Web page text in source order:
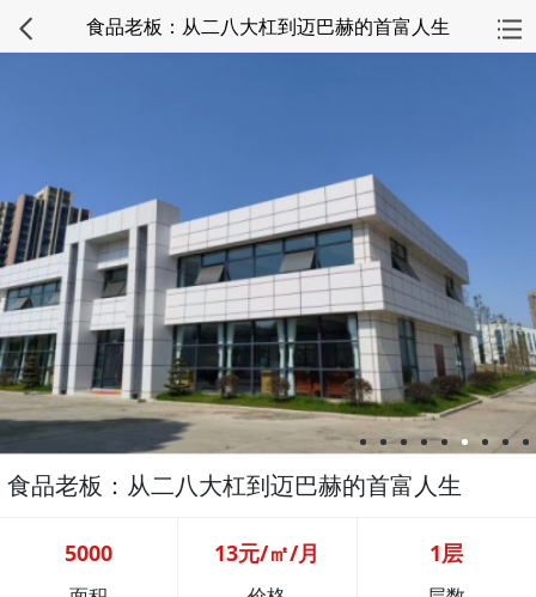
食品老板：从二八大杠到迈巴赫的首富人生
食品老板：从二八大杠到迈巴赫的首富人生
5000 13元/㎡/月 1层